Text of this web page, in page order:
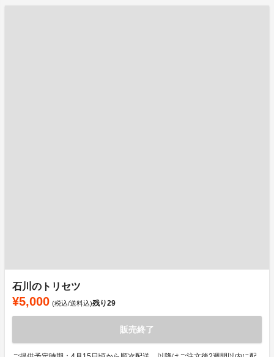
石川のトリセツ
¥5,000 (税込/送料込)残り29
販売終了